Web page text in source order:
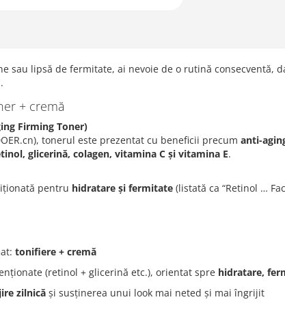
sau lipsă de fermitate, ai nevoie de o rutină consecventă,
+ cremă
Firming Toner)
tonerul este prezentat cu beneficii precum anti-
glicerină, colagen, vitamina C și vitamina E.
pentru hidratare și fermitate (listată ca “Retinol …
tonifiere + cremă
(retinol + glicerină etc.), orientat spre hidratare,
zilnică și susținerea unui look mai neted și mai îngrijit